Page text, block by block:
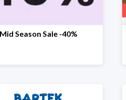
Season Sale -40%